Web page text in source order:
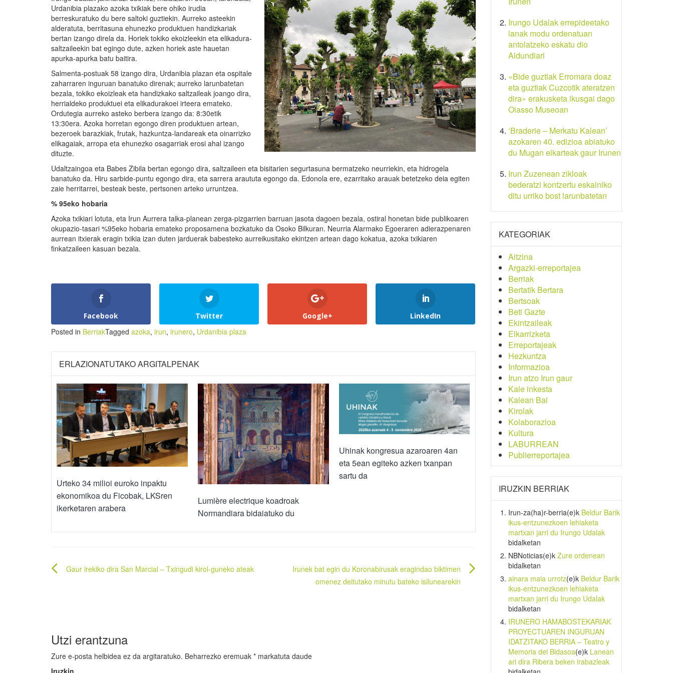
Urdanibia plazako azoka txikiak bere ohiko irudia
berreskuratuko du bere saltoki guztiekin. Aurreko asteekin
alderatuta, berritasuna ehunezko produktuen handizkariak
bertan izango direla da. Horiek tokiko ekoizleekin eta elikadura-
saltzaileekin bat egingo dute, azken horiek aste hauetan
apurka-apurka batu baitira.
Salmenta-postuak 58 izango dira, Urdanibia plazan eta ospitale
zaharraren inguruan banatuko direnak; aurreko larunbatetan
bezala, tokiko ekoizleak eta handizkako saltzaileak joango dira,
herrialdeko produktuei eta elikadurakoei irteera emateko.
Ordutegia aurreko asteko berbera izango da: 8:30etik
13:30era. Azoka horretan egongo diren produktuen artean,
bezeroek barazkiak, frutak, hazkuntza-landareak eta oinarrizko
elikagaiak, arropa eta ehunezko osagarriak erosi ahal izango
dituzte.
Udaltzaingoa eta Babes Zibila bertan egongo dira, saltzaileen eta bisitarien segurtasuna bermatzeko neurriekin, eta hidrogela
banatuko da. Hiru sarbide-puntu egongo dira, eta sarrera araututa egongo da. Edonola ere, ezarritako arauak betetzeko deia egiten
zaie herritarrei, besteak beste, pertsonen arteko urruntzea.
% 95eko hobaria
Azoka txikiari lotuta, eta Irun Aurrera talka-planean zerga-pizgarrien barruan jasota dagoen bezala, ostiral honetan bide publikoaren
okupazio-tasari %95eko hobaria emateko proposamena bozkatuko da Osoko Bilkuran. Neurria Alarmako Egoeraren adierazpenaren
aurrean itxierak eragin txikia izan duten jarduerak babesteko aurreikusitako ekintzen artean dago kokatua, azoka txikiaren
finkatzaileen kasuan bezala.
Facebook Twitter Google+ LinkedIn
Posted in BerriakTagged azoka, irun, irunero, Urdanibia plaza
ERLAZIONATUTAKO ARGITALPENAK
Urteko 34 milioi euroko inpaktu
ekonomikoa du Ficobak, LKSren
ikerketaren arabera
Lumière electrique koadroak
Normandiara bidaiatuko du
Uhinak kongresua azaroaren 4an
eta 5ean egiteko azken txanpan
sartu da
Bidalketetan
Gaur irekiko dira San Marcial – Txingudi kirol-guneko ateak
Irunek bat egin du Koronabirusak eragindao biktimen
omenez deitutako minutu bateko isilunearekin
Utzi erantzuna
Zure e-posta helbidea ez da argitaratuko. Beharrezko eremuak * markatuta daude
Iruzkin
Irungo Udalak errepideetako
lanak modu ordenatuan
antolatzeko eskatu dio
Aldundiari
«Bide guztiak Erromara doaz
eta guztiak Cuzcotik ateratzen
dira» erakusketa ikusgai dago
Oiasso Museoan
‘Braderie – Merkatu Kalean’
azokaren 40. edizioa abiatuko
du Mugan elkarteak gaur Irunen
Irun Zuzenean zikloak
bederatzi kontzertu eskainiko
ditu urriko bost larunbatetan
KATEGORIAK
Aitzina
Argazki-erreportajea
Berriak
Bertatik Bertara
Bertsoak
Beti Gazte
Ekintzaileak
Elkarrizketa
Erreportajeak
Hezkuntza
Informazioa
Irun atzo Irun gaur
Kale inkesta
Kalean Bai
Kirolak
Kolaborazioa
Kultura
LABURREAN
Publierreportajea
IRUZKIN BERRIAK
Irun-za(ha)r-berria(e)k Beldur Barik
ikus-entzunezkoen lehiaketa
martxan jarri du Irungo Udalak
bidalketan
NBNoticias(e)k Zure ordenean
bidalketan
ainara maia urrotz(e)k Beldur Barik
ikus-entzunezkoen lehiaketa
martxan jarri du Irungo Udalak
bidalketan
IRUNERO HAMABOSTEKARIAK
PROYECTUAREN INGURUAN
IDATZITAKO BERRIA – Teatro y
Memoria del Bidasoa(e)k Lanean
ari dira Ribera beken irabazleak